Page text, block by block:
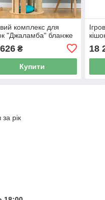
комплекс для
"Джаламба" бланже
₴
Купити
18
рік